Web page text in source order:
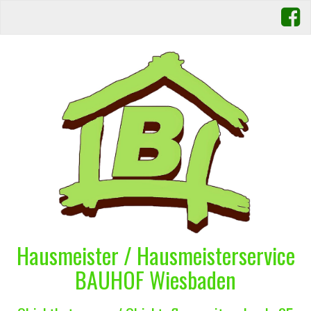
Hausmeister / Hausmeisterservice
BAUHOF Wiesbaden